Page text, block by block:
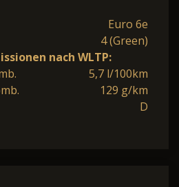
Euro 6e
4 (Green)
nach WLTP:
5,7 l/100km
129 g/km
D